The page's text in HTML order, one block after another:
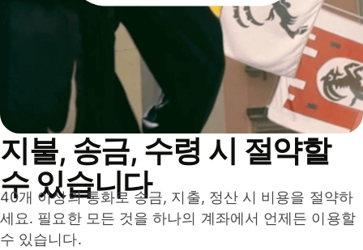
지불, 송금, 수령 시 절약할
수 있습니다
40개 이상의 통화로 송금, 지출, 정산 시 비용을 절약하
세요. 필요한 모든 것을 하나의 계좌에서 언제든 이용할
수 있습니다.